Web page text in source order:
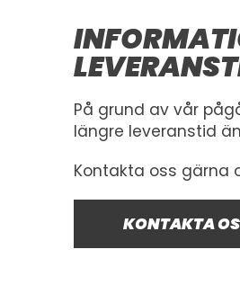
Kåpor & Kapell
Däck & Fälg
På grund av vår
längre leveranstid
Kontakta oss gärna
KONTAKTA